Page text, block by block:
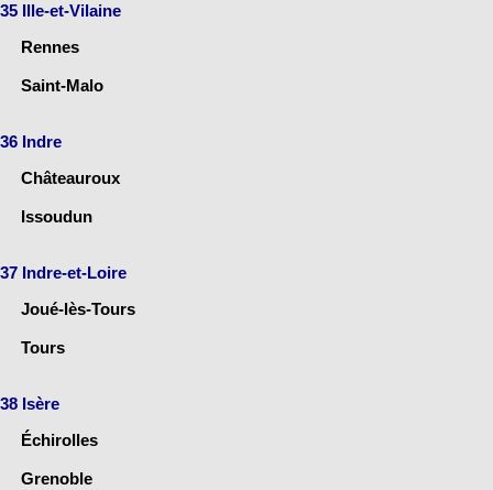
35 Ille-et-Vilaine
Rennes
Saint-Malo
36 Indre
Châteauroux
Issoudun
37 Indre-et-Loire
Joué-lès-Tours
Tours
38 Isère
Échirolles
Grenoble